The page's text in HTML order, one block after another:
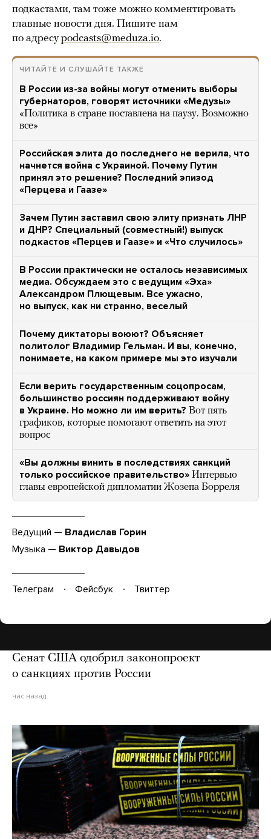
подкастами, там тоже можно комментировать
главные новости дня. Пишите нам
по адресуpodcasts@meduza.io.
ЧИТАЙТЕ И СЛУШАЙТЕ ТАКЖЕ
В России из-за войны могут отменить выборы
губернаторов, говорят источники «Медузы»
«Политика в стране поставлена на паузу. Возможно
все»
Российская элита до последнего не верила, что
начнется война с Украиной. Почему Путин
принял это решение? Последний эпизод
«Перцева и Гаазе»
Зачем Путин заставил свою элиту признать ЛНР
и ДНР? Специальный (совместный!) выпуск
подкастов «Перцев и Гаазе» и «Что случилось»
В России практически не осталось независимых
медиа. Обсуждаем это с ведущим «Эха»
Александром Плющевым. Все ужасно,
но выпуск, как ни странно, веселый
Почему диктаторы воюют? Объясняет
политолог Владимир Гельман. И вы, конечно,
понимаете, на каком примере мы это изучали
Если верить государственным соцопросам,
большинство россиян поддерживают войну
в Украине. Но можно ли им верить? Вот пять
графиков, которые помогают ответить на этот
вопрос
«Вы должны винить в последствиях санкций
только российское правительство» Интервью
главы европейской дипломатии Жозепа Борреля
Ведущий — Владислав Горин
Музыка — Виктор Давыдов
Телеграм Фейсбук Твиттер
Сенат США одобрил законопроект
о санкциях против России
час назад